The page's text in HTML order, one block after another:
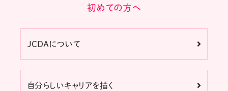
初めての方へ
JCDAについて
自分らしいキャリアを描く